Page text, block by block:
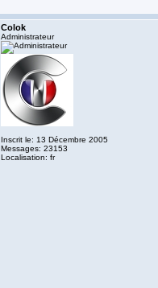
Colok
Administrateur
Inscrit le: 13 Décembre 2005
Messages: 23153
Localisation: fr